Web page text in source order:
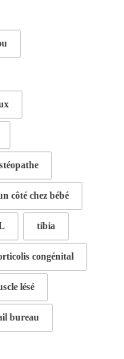
côté chez bébé
tibia
congénital
lésé
bureau